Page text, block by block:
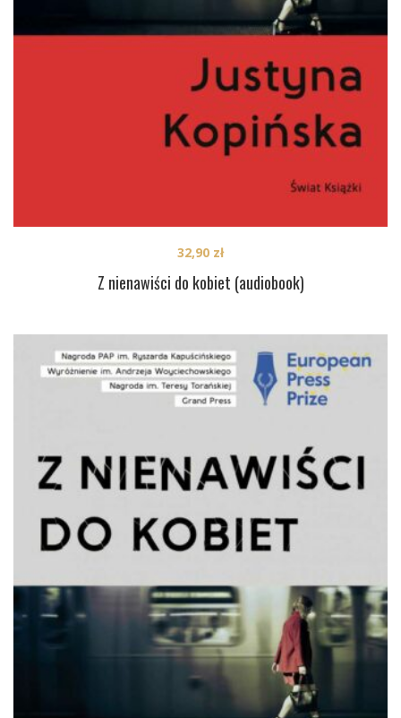
Z nienawiści do kobiet (audiobook)
32,90 zł